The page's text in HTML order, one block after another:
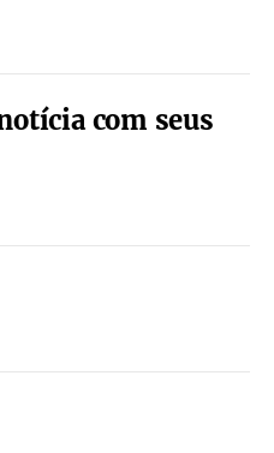
com seus